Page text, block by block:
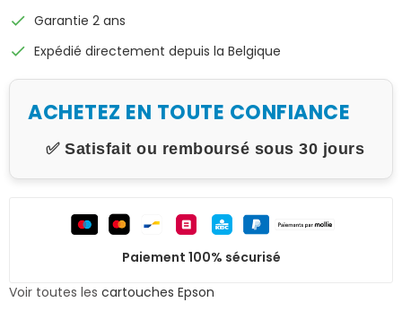
check Garantie 2 ans
check Expédié directement depuis la Belgique
ACHETEZ EN TOUTE CONFIANCE
✅ Satisfait ou remboursé sous 30 jours
Paiement 100% sécurisé
Voir toutes les cartouches Epson